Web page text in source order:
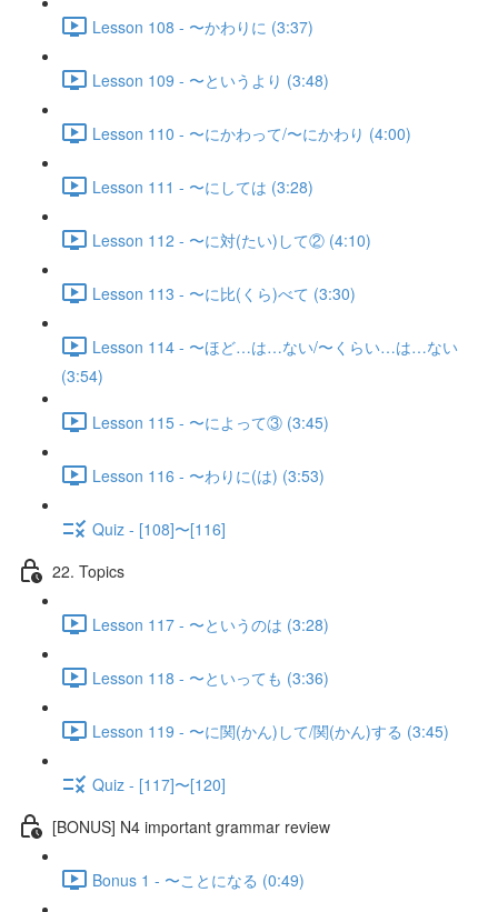
Lesson 108 - 〜かわりに (3:37)
Lesson 109 - 〜というより (3:48)
Lesson 110 - 〜にかわって/〜にかわり (4:00)
Lesson 111 - 〜にしては (3:28)
Lesson 112 - 〜に対(たい)して② (4:10)
Lesson 113 - 〜に比(くら)べて (3:30)
Lesson 114 - 〜ほど…は…ない/〜くらい…は…ない
(3:54)
Lesson 115 - 〜によって③ (3:45)
Lesson 116 - 〜わりに(は) (3:53)
Quiz - [108]〜[116]
22. Topics
Lesson 117 - 〜というのは (3:28)
Lesson 118 - 〜といっても (3:36)
Lesson 119 - 〜に関(かん)して/関(かん)する (3:45)
Quiz - [117]〜[120]
[BONUS] N4 important grammar review
Bonus 1 - 〜ことになる (0:49)